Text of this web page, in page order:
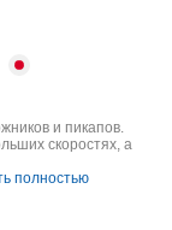
и пикапов.
скоростях, а
полностью